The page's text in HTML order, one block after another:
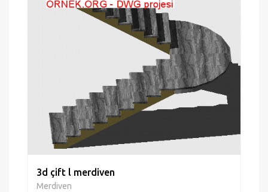
3d çift l merdiven
Merdiven